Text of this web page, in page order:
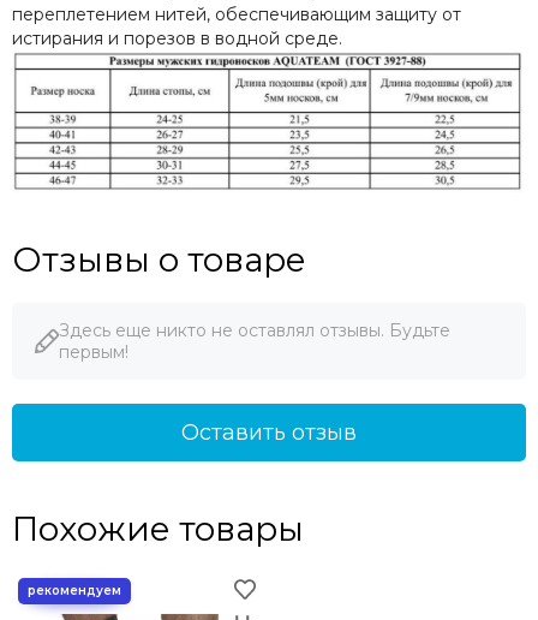
переплетением нитей, обеспечивающим защиту от
истирания и порезов в водной среде.
Отзывы о товаре
Здесь еще никто не оставлял отзывы. Будьте
первым!
Оставить отзыв
Похожие товары